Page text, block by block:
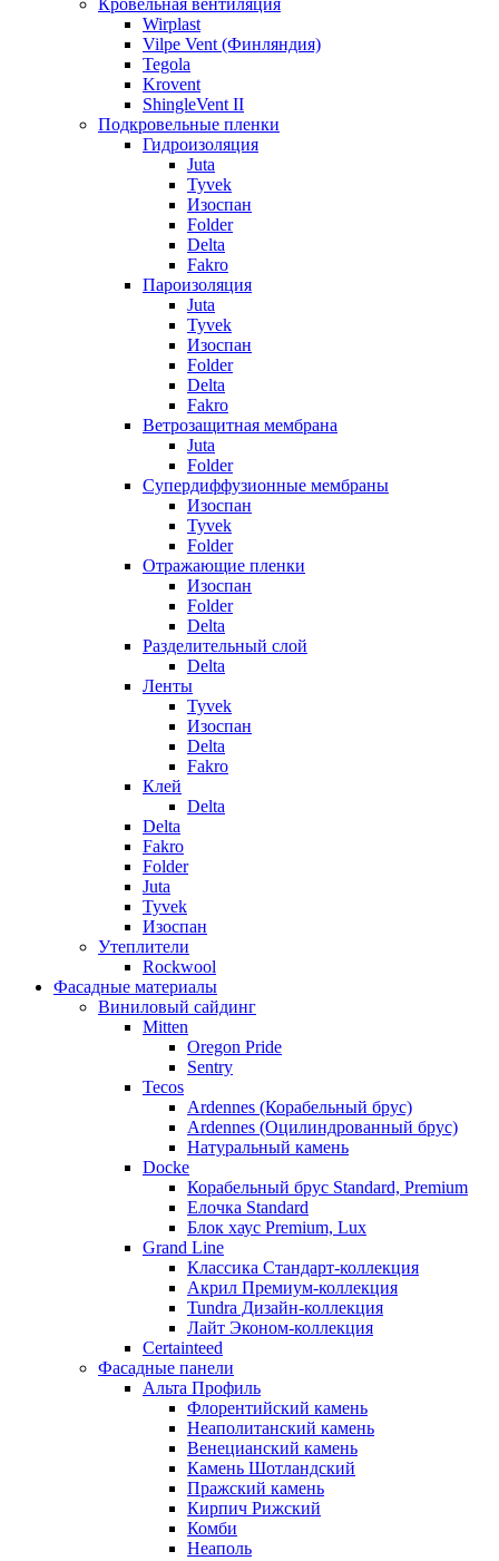
Кровельная вентиляция
Wirplast
Vilpe Vent (Финляндия)
Tegola
Krovent
ShingleVent II
Подкровельные пленки
Гидроизоляция
Juta
Tyvek
Изоспан
Folder
Delta
Fakro
Пароизоляция
Juta
Tyvek
Изоспан
Folder
Delta
Fakro
Ветрозащитная мембрана
Juta
Folder
Супердиффузионные мембраны
Изоспан
Tyvek
Folder
Отражающие пленки
Изоспан
Folder
Delta
Разделительный слой
Delta
Ленты
Tyvek
Изоспан
Delta
Fakro
Клей
Delta
Delta
Fakro
Folder
Juta
Tyvek
Изоспан
Утеплители
Rockwool
Фасадные материалы
Виниловый сайдинг
Mitten
Oregon Pride
Sentry
Tecos
Ardennes (Корабельный брус)
Ardennes (Оцилиндрованный брус)
Натуральный камень
Docke
Корабельный брус Standard, Premium
Елочка Standard
Блок хаус Premium, Lux
Grand Line
Классика Стандарт-коллекция
Акрил Премиум-коллекция
Tundra Дизайн-коллекция
Лайт Эконом-коллекция
Certainteed
Фасадные панели
Альта Профиль
Флорентийский камень
Неаполитанский камень
Венецианский камень
Камень Шотландский
Пражский камень
Кирпич Рижский
Комби
Неаполь